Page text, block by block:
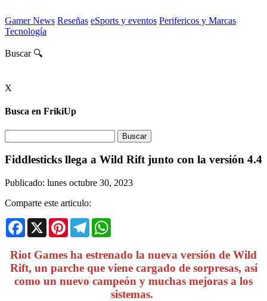
Gamer News Reseñas eSports y eventos Perifericos y Marcas
Tecnología
Buscar 🔍
X
Busca en FrikiUp
Fiddlesticks llega a Wild Rift junto con la versión 4.4
Publicado: lunes octubre 30, 2023
Comparte este articulo:
Facebook
X PinterestTelegram
Riot Games ha estrenado la nueva versión de Wild
Rift, un parche que viene cargado de sorpresas, así
como un nuevo campeón y muchas mejoras a los
sistemas.